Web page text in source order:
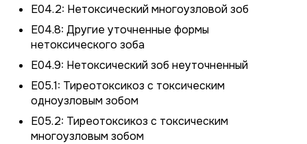
E04.2: Нетоксический многоузловой зоб
E04.8: Другие уточненные формы
нетоксического зоба
E04.9: Нетоксический зоб неуточненный
E05.1: Тиреотоксикоз с токсическим
одноузловым зобом
E05.2: Тиреотоксикоз с токсическим
многоузловым зобом